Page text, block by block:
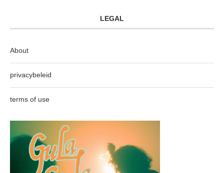
LEGAL
About
privacybeleid
terms of use